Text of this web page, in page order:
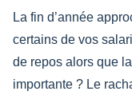
La fin d’année
certains de vos
de repos alors que
importante ? Le